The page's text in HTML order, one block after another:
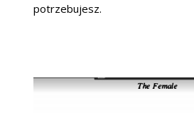
potrzebujesz.